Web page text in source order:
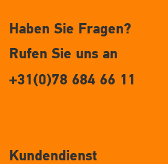
Haben Sie Fragen?
Rufen Sie uns an
+31(0)78 684 66 11
Kundendienst